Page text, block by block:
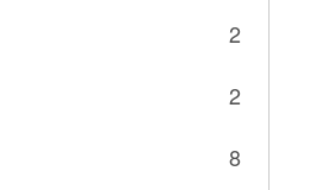
2
2
8